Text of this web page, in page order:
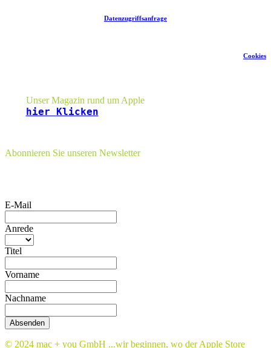
Datenzugriffsanfrage
Cookies
Unser Magazin rund um Apple
hier Klicken
Abonnieren Sie unseren Newsletter
E-Mail
Anrede
Titel
Vorname
Nachname
Absenden
© 2024 mac + you GmbH ...wir beginnen, wo der Apple Store